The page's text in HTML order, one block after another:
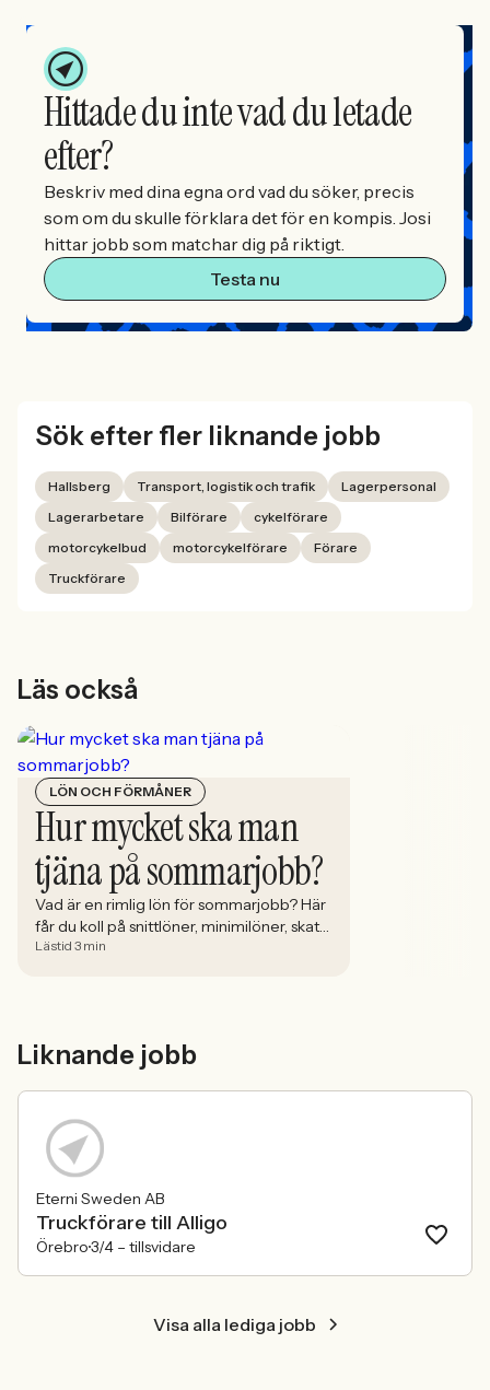
Hittade du inte vad du letade
efter?
Beskriv med dina egna ord vad du söker, precis
som om du skulle förklara det för en kompis. Josi
hittar jobb som matchar dig på riktigt.
Testa nu
Sök efter fler liknande jobb
Hallsberg Transport, logistik och trafik
Lagerpersonal
Lagerarbetare
Bilförare
cykelförare
motorcykelbud
motorcykelförare
Förare
Truckförare
Läs också
LÖN OCH FÖRMÅNER
Hur mycket ska man
tjäna på sommarjobb?
Vad är en rimlig lön för sommarjobb? Här
får du koll på snittlöner, minimilöner, skatt
och vad du ska tänka på innan du skriver
Lästid 3 min
Liknande jobb
Eterni Sweden AB
Truckförare till Alligo
Örebro3/4 – tillsvidare
Visa alla lediga jobb